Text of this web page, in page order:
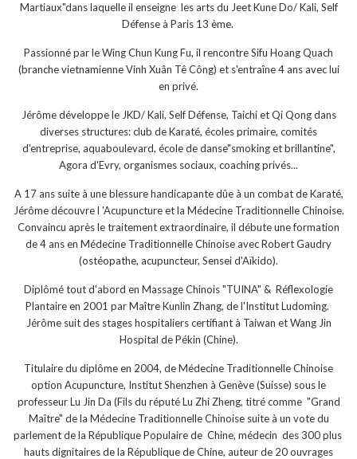
Martiaux"dans laquelle il enseigne les arts du Jeet Kune Do/ Kali, Self
Défense à Paris 13 ème.
Passionné par le Wing Chun Kung Fu, il rencontre Sifu Hoang Quach
(branche vietnamienne Vinh Xuân Tê Công) et s'entraîne 4 ans avec lui
en privé.
Jérôme développe le JKD/ Kali, Self Défense, Taichi et Qi Qong dans
diverses structures: club de Karaté, écoles primaire, comités
d'entreprise, aquaboulevard, école de danse"smoking et brillantine",
Agora d'Evry, organismes sociaux, coaching privés...
A 17 ans suite à une blessure handicapante dûe à un combat de Karaté,
Jérôme découvre l 'Acupuncture et la Médecine Traditionnelle Chinoise.
Convaincu après le traitement extraordinaire, il débute une formation
de 4 ans en Médecine Traditionnelle Chinoise avec Robert Gaudry
(ostéopathe, acupuncteur, Sensei d'Aïkido).
Diplômé tout d'abord en Massage Chinois "TUINA" & Réflexologie
Plantaire en 2001 par Maître Kunlin Zhang, de l'Institut Ludoming.
Jérôme suit des stages hospitaliers certifiant à Taiwan et Wang Jin
Hospital de Pékin (Chine).
Titulaire du diplôme en 2004, de Médecine Traditionnelle Chinoise
option Acupuncture, Institut Shenzhen à Genève (Suisse) sous le
professeur Lu Jin Da (Fils du réputé Lu Zhi Zheng, titré comme "Grand
Maître" de la Médecine Traditionnelle Chinoise suite à un vote du
parlement de la République Populaire de Chine, médecin des 300 plus
hauts dignitaires de la République de Chine, auteur de 20 ouvrages